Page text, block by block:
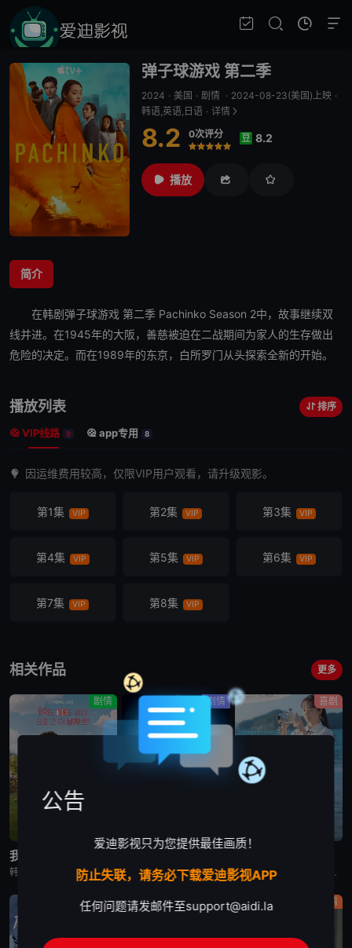
弹子球游戏 第二季
2024 · 美国 · 剧情 · 2024-08-23(美国)上映 ·
韩语,英语,日语 · 详情
8.2 0次评分
很差
较差
还行推荐力荐
豆 8.2
播放
简介
在韩剧弹子球游戏 第二季 Pachinko Season 2中，故事继续双
线并进。在1945年的大阪，善慈被迫在二战期间为家人的生存做出
危险的决定。而在1989年的东京，白所罗门从头探索全新的开始。
播放列表 排序
VIP线路 8 app专用 8
因运维费用较高，仅限VIP用户观看，请升级观影。
第1集 VIP 第2集 VIP 第3集 VIP
第4集 VIP 第5集 VIP 第6集 VIP
第7集 VIP 第8集 VIP
相关作品 更多
剧情
我的荒糖恋爱
韩剧《我的荒糖恋爱》又名：这糟糕的爱情,这该死的爱情,Lovestruck,이런 엿같은 사랑，讲述了：野心勃勃的女检察官高恩世（贺营 饰）意外失忆，住进拳击教练张泰河（丁海寅 饰）家中，对方还自称是
剧情
韩剧《婚姻之后》又名：婚姻的完成,The Husband,The Fulfillment of Marriage,결혼의 완성，讲述了：神经外科权威姜泰柱（南宫珉 饰）因为老婆高世允（李雪 饰）在提出
喜剧
韩剧《给你梦想》又名：Dream For You,그대에게 드림，讲述了：该剧是一部浪漫喜剧，讲述了连一个梦想都无所畏惧的十几岁，被现实挡住而受挫的二十几岁，像变成那样的大人的三十几岁的记者李载与一个
剧情 剧情 剧情
公告
爱迪影视只为您提供最佳画质！
防止失联，请务必下载爱迪影视APP
任何问题请发邮件至support@aidi.la